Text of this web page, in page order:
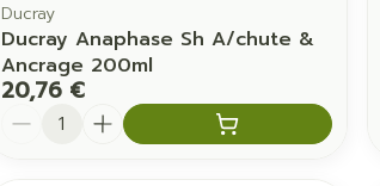
Ducray
Ducray Anaphase Sh A/chute &
Ancrage 200ml
20,76 €
Quantité